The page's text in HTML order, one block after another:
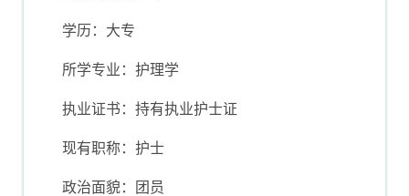
学历：大专
所学专业：护理学
执业证书：持有执业护士证
现有职称：护士
政治面貌：团员